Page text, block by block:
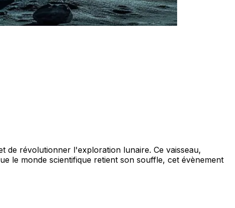
de révolutionner l'exploration lunaire. Ce vaisseau,
le monde scientifique retient son souffle, cet évènement